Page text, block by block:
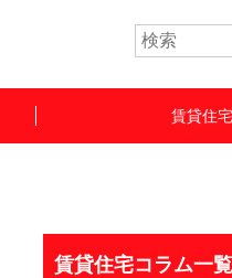
賃貸住
賃貸住宅コラム一覧